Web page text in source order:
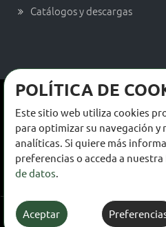
Catálogos y descargas
Términos y condiciones de uso
Política de privacidad
Política de cookies
© FAYCOM PRODUCCIÓN Y
POLÍTICA DE
Este sitio web utiliza cookies
para optimizar su navegación y
analíticas. Si quiere más
preferencias o acceda a nuestra
de datos.
Aceptar